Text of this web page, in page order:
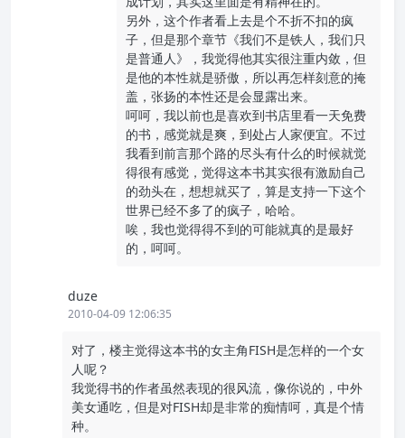
另外，这个作者看上去是个不折不扣的疯
子，但是那个章节《我们不是铁人，我们只
是普通人》，我觉得他其实很注重内敛，但
是他的本性就是骄傲，所以再怎样刻意的掩
盖，张扬的本性还是会显露出来。
呵呵，我以前也是喜欢到书店里看一天免费
的书，感觉就是爽，到处占人家便宜。不过
我看到前言那个路的尽头有什么的时候就觉
得很有感觉，觉得这本书其实很有激励自己
的劲头在，想想就买了，算是支持一下这个
世界已经不多了的疯子，哈哈。
唉，我也觉得得不到的可能就真的是最好
的，呵呵。
duze
2010-04-09 12:06:35
对了，楼主觉得这本书的女主角FISH是怎样的一个女
人呢？
我觉得书的作者虽然表现的很风流，像你说的，中外
美女通吃，但是对FISH却是非常的痴情呵，真是个情
种。